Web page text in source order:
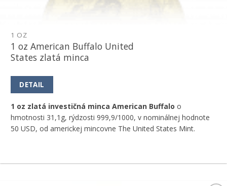
1 OZ
1 oz American Buffalo United
States zlatá minca
DETAIL
1 oz zlatá investičná minca American Buffalo o
hmotnosti 31,1g, rýdzosti 999,9/1000, v nominálnej hodnote
50 USD, od americkej mincovne The United States Mint.